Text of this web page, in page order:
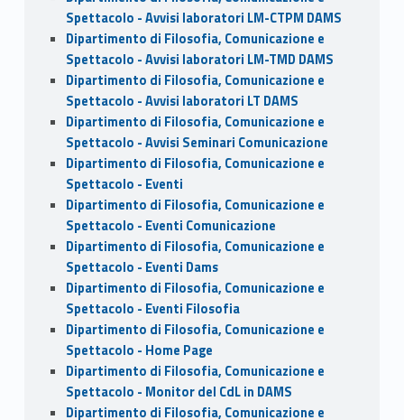
Spettacolo - Avvisi laboratori LM-CTPM DAMS
Dipartimento di Filosofia, Comunicazione e
Spettacolo - Avvisi laboratori LM-TMD DAMS
Dipartimento di Filosofia, Comunicazione e
Spettacolo - Avvisi laboratori LT DAMS
Dipartimento di Filosofia, Comunicazione e
Spettacolo - Avvisi Seminari Comunicazione
Dipartimento di Filosofia, Comunicazione e
Spettacolo - Eventi
Dipartimento di Filosofia, Comunicazione e
Spettacolo - Eventi Comunicazione
Dipartimento di Filosofia, Comunicazione e
Spettacolo - Eventi Dams
Dipartimento di Filosofia, Comunicazione e
Spettacolo - Eventi Filosofia
Dipartimento di Filosofia, Comunicazione e
Spettacolo - Home Page
Dipartimento di Filosofia, Comunicazione e
Spettacolo - Monitor del CdL in DAMS
Dipartimento di Filosofia, Comunicazione e